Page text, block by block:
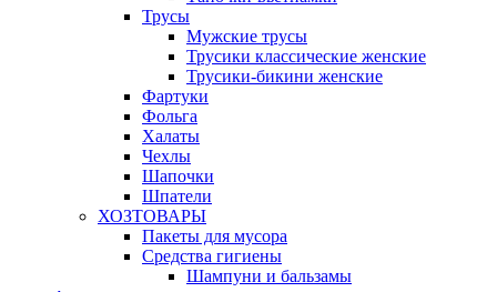
Трусы
Мужские трусы
Трусики классические женские
Трусики-бикини женские
Фартуки
Фольга
Халаты
Чехлы
Шапочки
Шпатели
ХОЗТОВАРЫ
Пакеты для мусора
Средства гигиены
Шампуни и бальзамы